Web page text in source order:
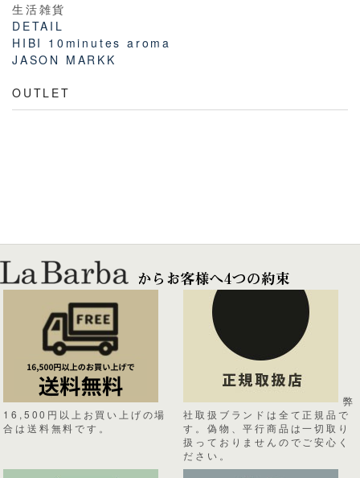
生活雑貨
DETAIL
HIBI 10minutes aroma
JASON MARKK
OUTLET
16,500円以上お買い上げの場
合は送料無料です。
弊
社取扱ブランドは全て正規品で
す。偽物、平行商品は一切取り
扱っておりませんのでご安心く
ださい。